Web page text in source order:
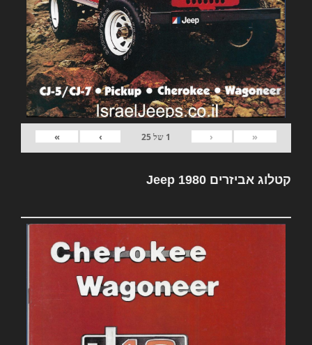
«
‹
1 של25
›
»
קטלוג אביזרים Jeep 1980